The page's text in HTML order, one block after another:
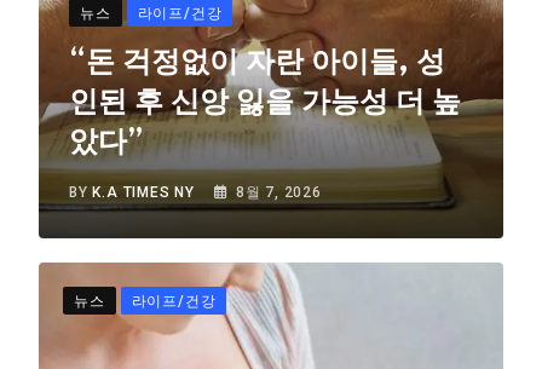
뉴스 라이프/건강
“돈 걱정없이 자란 아이들, 성
인된 후 신앙 잃을 가능성 더 높
았다”
BY K.A TIMES NY 8월 7, 2026
뉴스 라이프/건강